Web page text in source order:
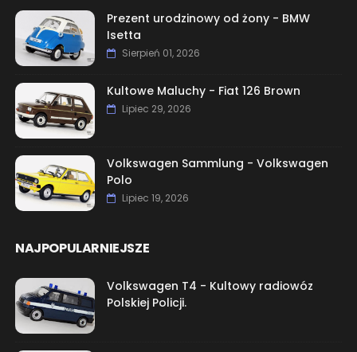
Prezent urodzinowy od żony - BMW
Isetta
Sierpień 01, 2026
Kultowe Maluchy - Fiat 126 Brown
Lipiec 29, 2026
Volkswagen Sammlung - Volkswagen
Polo
Lipiec 19, 2026
NAJPOPULARNIEJSZE
Volkswagen T4 - Kultowy radiowóz
Polskiej Policji.